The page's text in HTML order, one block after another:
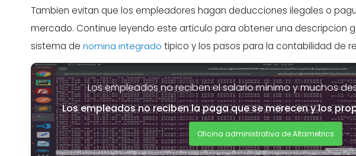
Tambien evitan que los empleadores hagan deducciones ilegales o
mercado. Continue leyendo este articulo para obtener una descripcion
sistema de nomina integrado tipico y los pasos para la contabilidad de
Los empleados no reciben el salario mínimo y muchos
Los empleados no reciben la paga que se merecen y los
Oficina administrativa de Altametrics